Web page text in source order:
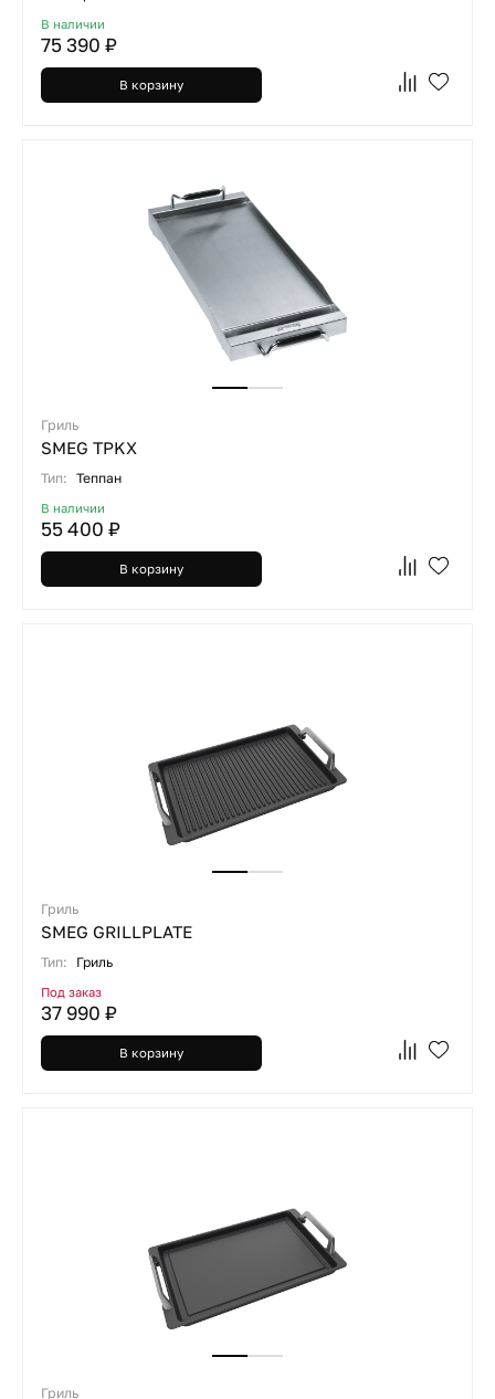
В наличии
75 390 ₽
В корзину
Гриль
SMEG TPKX
Тип: Теппан
В наличии
55 400 ₽
В корзину
Гриль
SMEG GRILLPLATE
Тип: Гриль
Под заказ
37 990 ₽
В корзину
Гриль